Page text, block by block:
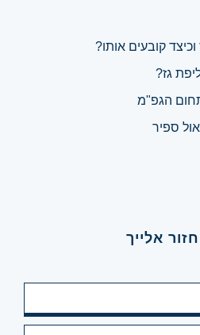
קובעים אותו?
גז?
הגפ"מ
ספיר
אלייך